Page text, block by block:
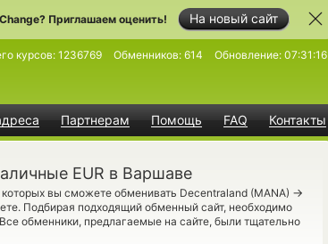
На новый сайт
Приглашаем оценить!
Партнерам Помощь FAQ Контакты
курсов: 1236769 Обменников: 614 Обновление: 07:31:16
EUR в Варшаве
вы сможете обменивать Decentraland (MANA) →
Подбирая подходящий обменный сайт, необходимо
обменники, предлагаемые на сайте, были тщательно